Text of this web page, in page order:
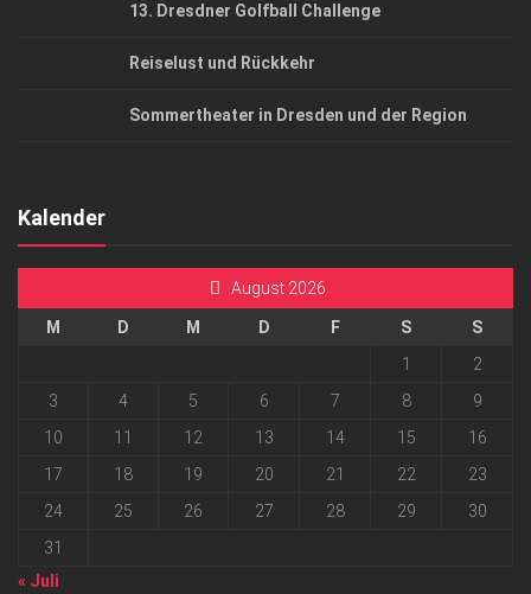
13. Dresdner Golfball Challenge
Reiselust und Rückkehr
Sommertheater in Dresden und der Region
Kalender
August 2026
M D M D F S
S
1
2
3
4 5 6 7 8
9
10
11 12 13 14 15
16
17
18 19 20 21 22
23
24
25 26 27 28 29
30
31
« Juli